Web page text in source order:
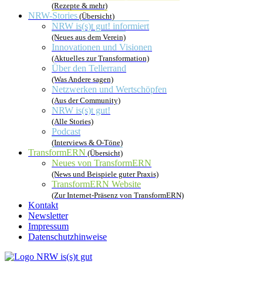
(Rezepte & mehr)
NRW-Stories (Übersicht)
NRW is(s)t gut! informiert
(Neues aus dem Verein)
Innovationen und Visionen
(Aktuelles zur Transformation)
Über den Tellerrand
(Was Andere sagen)
Netzwerken und Wertschöpfen
(Aus der Community)
NRW is(s)t gut!
(Alle Stories)
Podcast
(Interviews & O-Töne)
TransformERN (Übersicht)
Neues von TransformERN
(News und Beispiele guter Praxis)
TransformERN Website
(Zur Internet-Präsenz von TransformERN)
Kontakt
Newsletter
Impressum
Datenschutzhinweise